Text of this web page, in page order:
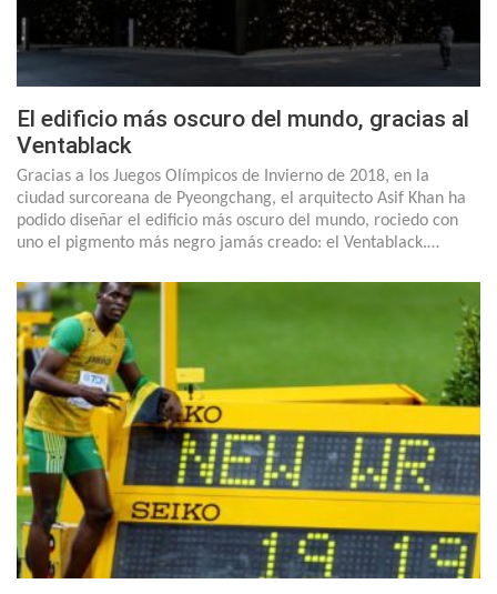
El edificio más oscuro del mundo, gracias al
Ventablack
Gracias a los Juegos Olímpicos de Invierno de 2018, en la
ciudad surcoreana de Pyeongchang, el arquitecto Asif Khan ha
podido diseñar el edificio más oscuro del mundo, rociedo con
uno el pigmento más negro jamás creado: el Ventablack.…